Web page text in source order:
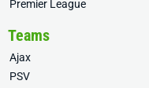
Premier League
Teams
Ajax
PSV